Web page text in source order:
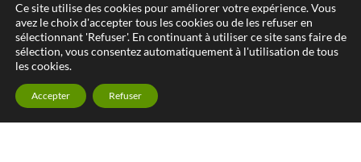
Ce site utilise des cookies pour améliorer votre expérience. Vous
avez le choix d'accepter tous les cookies ou de les refuser en
sélectionnant 'Refuser'. En continuant à utiliser ce site sans faire de
sélection, vous consentez automatiquement à l'utilisation de tous
les cookies.
Accepter Refuser